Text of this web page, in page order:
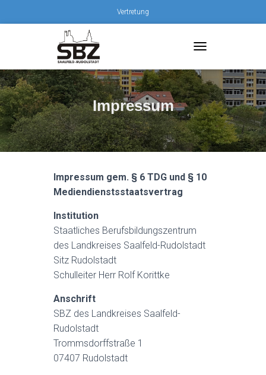
Vertretung
G
G
L
E
N
A
V
A
Impressum
Impressum gem. § 6 TDG und § 10
Mediendienstsstaatsvertrag
Institution
Staatliches Berufsbildungszentrum
des Landkreises Saalfeld-Rudolstadt
Sitz Rudolstadt
Schulleiter Herr Rolf Korittke
Anschrift
SBZ des Landkreises Saalfeld-
Rudolstadt
Trommsdorffstraße 1
07407 Rudolstadt